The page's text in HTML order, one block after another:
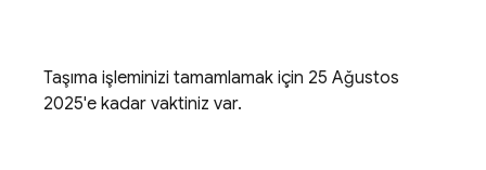
Taşıma işleminizi tamamlamak için 25 Ağustos
2025'e kadar vaktiniz var.